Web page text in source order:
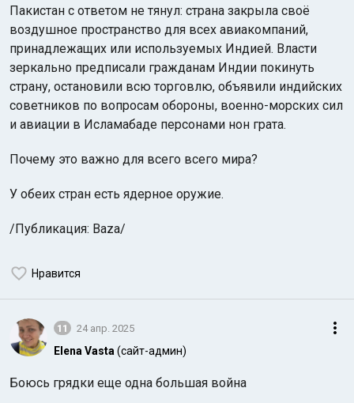
Пакистан с ответом не тянул: страна закрыла своё
воздушное пространство для всех авиакомпаний,
принадлежащих или используемых Индией. Власти
зеркально предписали гражданам Индии покинуть
страну, остановили всю торговлю, объявили индийских
советников по вопросам обороны, военно-морских сил
и авиации в Исламабаде персонами нон грата.
Почему это важно для всего всего мира?
У обеих стран есть ядерное оружие.
/Публикация: Baza/
Нравится
11 24 апр. 2025
Elena Vasta(сайт-админ)
Боюсь грядки еще одна большая война